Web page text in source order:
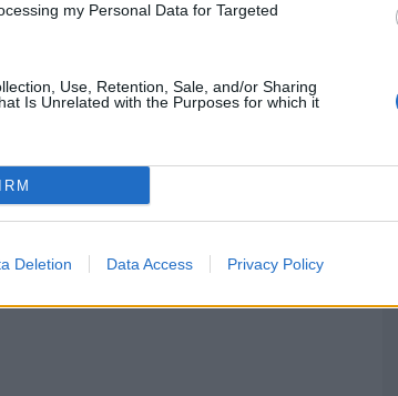
my Personal Data for Targeted
Use, Retention, Sale, and/or Sharing
Is Unrelated with the Purposes for which it
Deletion Data Access Privacy Policy
“AFVR na Escola”, uma iniciativa
com o Município de Mondim de Basto e
na apresentação deste projeto que
mais novos, de forma a combater a
tendo a oportunidade ainda de